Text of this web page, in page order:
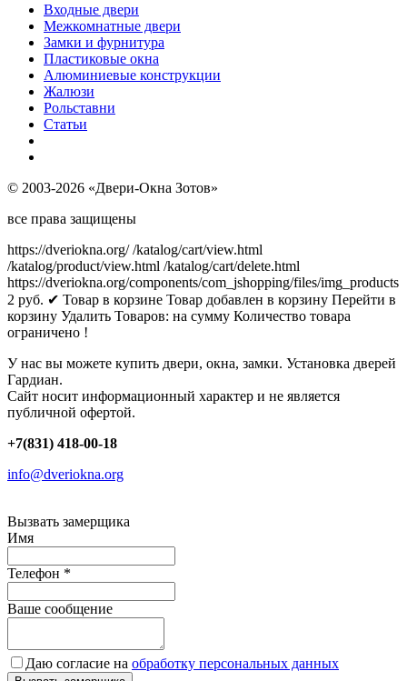
Входные двери
Межкомнатные двери
Замки и фурнитура
Пластиковые окна
Алюминиевые конструкции
Жалюзи
Рольставни
Статьи
© 2003-2026 «Двери-Окна Зотов»
все права защищены
https://dveriokna.org/ /katalog/cart/view.html
/katalog/product/view.html /katalog/cart/delete.html
https://dveriokna.org/components/com_jshopping/files/img_products
2 руб. ✔ Товар в корзине Товар добавлен в корзину Перейти в
корзину Удалить Товаров: на сумму Количество товара
ограничено !
У нас вы можете купить двери, окна, замки. Установка дверей
Гардиан.
Сайт носит информационный характер и не является
публичной офертой.
+7(831) 418-00-18
info@dveriokna.org
Вызвать замерщика
Имя
Телефон *
Ваше сообщение
Даю согласие на обработку персональных данных